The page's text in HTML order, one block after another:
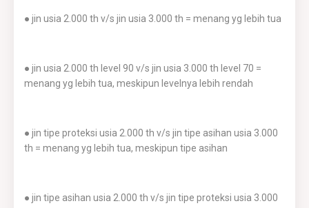
● jin usia 2.000 th v/s jin usia 3.000 th = menang yg lebih tua
● jin usia 2.000 th level 90 v/s jin usia 3.000 th level 70 =
menang yg lebih tua, meskipun levelnya lebih rendah
● jin tipe proteksi usia 2.000 th v/s jin tipe asihan usia 3.000
th = menang yg lebih tua, meskipun tipe asihan
● jin tipe asihan usia 2.000 th v/s jin tipe proteksi usia 3.000